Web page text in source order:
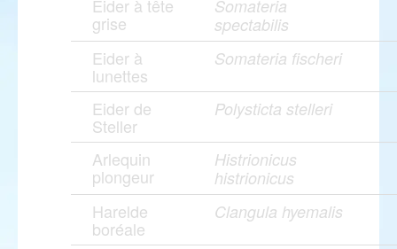
Eider à tête
grise
Somateria
spectabilis
Eider à
lunettes
Somateria fischeri
Eider de
Steller
Polysticta stelleri
Arlequin
plongeur
Histrionicus
histrionicus
Harelde
boréale
Clangula hyemalis